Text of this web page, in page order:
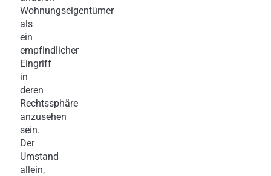
Wohnungseigentümer
als
ein
empfindlicher
Eingriff
in
deren
Rechtssphäre
anzusehen
sein.
Der
Umstand
allein,